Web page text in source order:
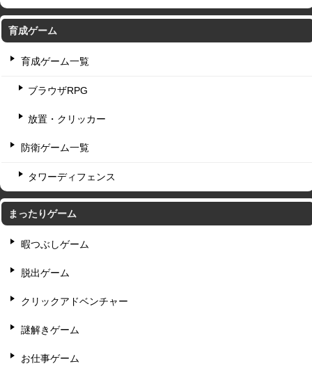
育成ゲーム
育成ゲーム一覧
ブラウザRPG
放置・クリッカー
防衛ゲーム一覧
タワーディフェンス
まったりゲーム
暇つぶしゲーム
脱出ゲーム
クリックアドベンチャー
謎解きゲーム
お仕事ゲーム